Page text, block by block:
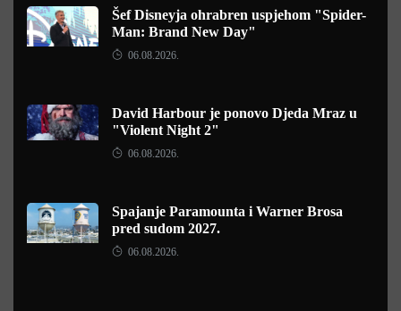
Šef Disneyja ohrabren uspjehom "Spider-
Man: Brand New Day"
06.08.2026.
David Harbour je ponovo Djeda Mraz u
"Violent Night 2"
06.08.2026.
Spajanje Paramounta i Warner Brosa
pred sudom 2027.
06.08.2026.